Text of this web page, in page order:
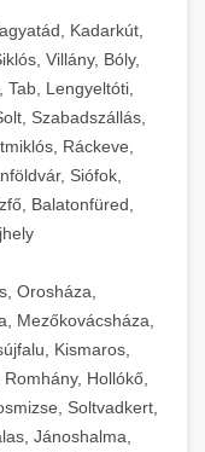
Kadarkút,
Villány, Bóly,
Lengyeltóti,
Szabadszállás,
Ráckeve,
Siófok,
Balatonfüred,
Orosháza,
Mezőkovácsháza,
Kismaros,
Hollókő,
Soltvadkert,
Jánoshalma,